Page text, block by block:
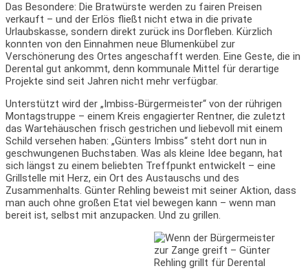
Das Besondere: Die Bratwürste werden zu fairen Preisen
verkauft – und der Erlös fließt nicht etwa in die private
Urlaubskasse, sondern direkt zurück ins Dorfleben. Kürzlich
konnten von den Einnahmen neue Blumenkübel zur
Verschönerung des Ortes angeschafft werden. Eine Geste, die in
Derental gut ankommt, denn kommunale Mittel für derartige
Projekte sind seit Jahren nicht mehr verfügbar.
Unterstützt wird der „Imbiss-Bürgermeister“ von der rührigen
Montagstruppe – einem Kreis engagierter Rentner, die zuletzt
das Wartehäuschen frisch gestrichen und liebevoll mit einem
Schild versehen haben: „Günters Imbiss“ steht dort nun in
geschwungenen Buchstaben. Was als kleine Idee begann, hat
sich längst zu einem beliebten Treffpunkt entwickelt – eine
Grillstelle mit Herz, ein Ort des Austauschs und des
Zusammenhalts. Günter Rehling beweist mit seiner Aktion, dass
man auch ohne großen Etat viel bewegen kann – wenn man
bereit ist, selbst mit anzupacken. Und zu grillen.